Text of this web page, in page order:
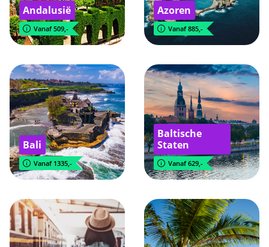
Andalusië
Vanaf 509,-
Azoren
Vanaf 885,-
Bali
Vanaf 1335,-
Baltische
Staten
Vanaf 629,-